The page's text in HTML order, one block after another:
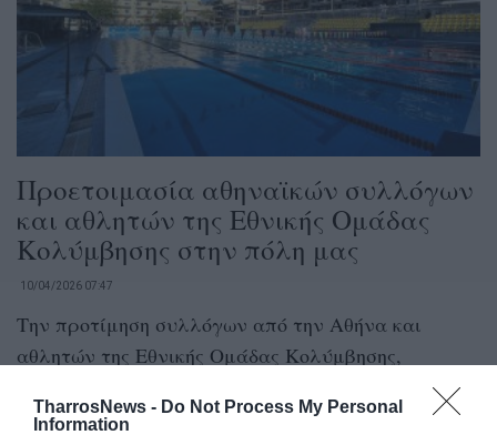
TharrosNews - Do Not Process My Personal
Information
Προετοιμασία αθηναϊκών συλλόγων
και αθλητών της Εθνικής Ομάδας
Κολύμβησης στην πόλη μας
10/04/2026 07:47
Την προτίμηση συλλόγων από την Αθήνα και
αθλητών της Εθνικής Ομάδας Κολύμβησης,